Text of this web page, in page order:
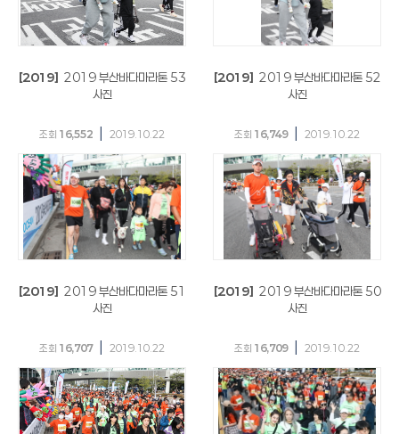
[2019] 2019 부산바다마라톤 53
사진
조회 16,552 2019.10.22
[2019] 2019 부산바다마라톤 52
사진
조회 16,749 2019.10.22
[2019] 2019 부산바다마라톤 51
사진
조회 16,707 2019.10.22
[2019] 2019 부산바다마라톤 50
사진
조회 16,709 2019.10.22